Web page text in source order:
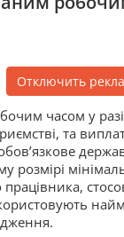
Отключить
часом у разі
та
розмірі